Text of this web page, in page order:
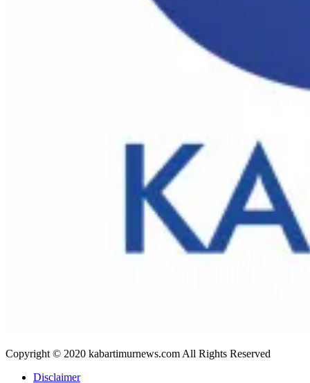
Copyright © 2020 kabartimurnews.com All Rights Reserved
Disclaimer